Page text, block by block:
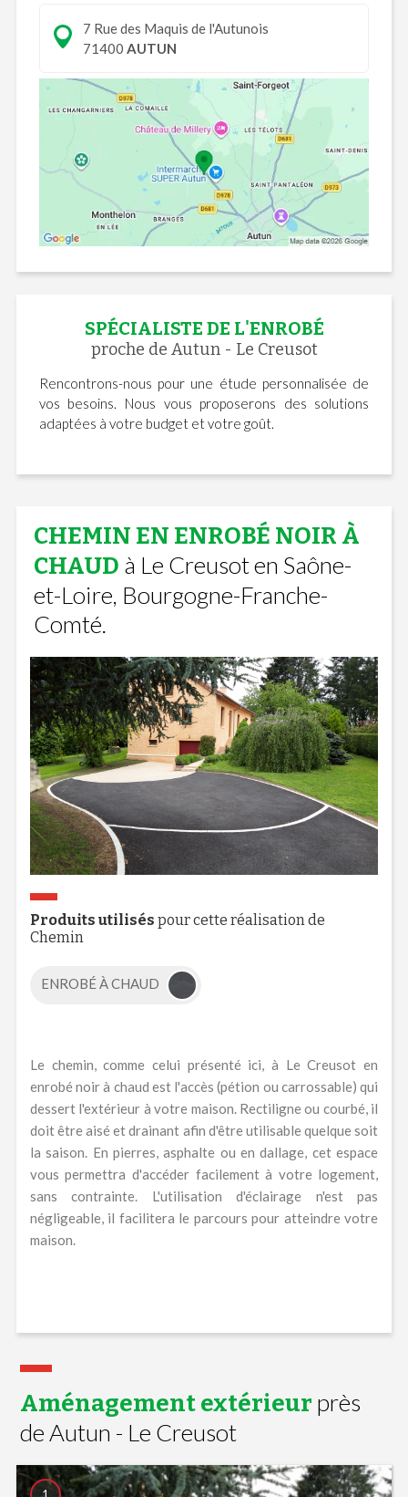
7 Rue des Maquis de l'Autunois
71400 AUTUN
SPÉCIALISTE DE L'ENROBÉ
proche de Autun - Le Creusot
Rencontrons-nous pour une étude personnalisée de
vos besoins. Nous vous proposerons des solutions
adaptées à votre budget et votre goût.
CHEMIN EN ENROBÉ NOIR À
CHAUD à Le Creusot en Saône-
et-Loire, Bourgogne-Franche-
Comté.
Produits utilisés pour cette réalisation de
Chemin
ENROBÉ À CHAUD
Le chemin, comme celui présenté ici, à Le Creusot en
enrobé noir à chaud est l'accès (pétion ou carrossable) qui
dessert l'extérieur à votre maison. Rectiligne ou courbé, il
doit être aisé et drainant afin d'être utilisable quelque soit
la saison. En pierres, asphalte ou en dallage, cet espace
vous permettra d'accéder facilement à votre logement,
sans contrainte. L'utilisation d'éclairage n'est pas
négligeable, il facilitera le parcours pour atteindre votre
maison.
Aménagement extérieur près
de Autun - Le Creusot